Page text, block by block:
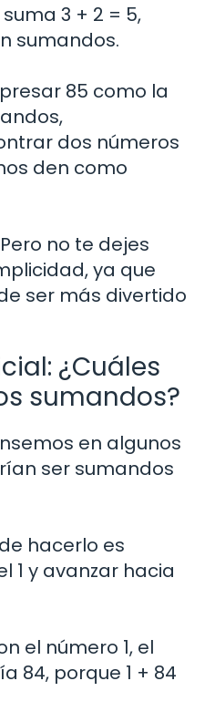
3 + 2 = 5,
sumandos.
85 como la
dos números
den como
no te dejes
ya que
ser más divertido
¿Cuáles
sumandos?
en algunos
ser sumandos
hacerlo es
1 y avanzar hacia
el número 1, el
84, porque 1 + 84